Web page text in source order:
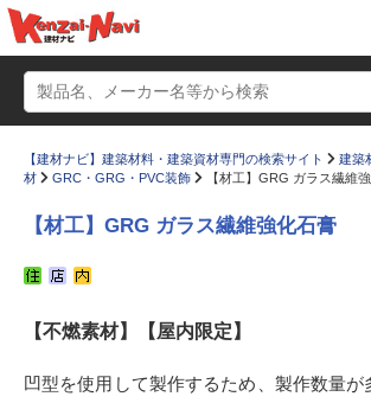
かたなび
すまいリング 設計士イ
【建材ナビ】建築材料・建築資材専門の検索サイト 建築
材
GRC・GRG・PVC装飾 【材工】GRG ガラス繊維
【材工】GRG ガラス繊維強化石膏
【不燃素材】【屋内限定】
凹型を使用して製作するため、製作数量が